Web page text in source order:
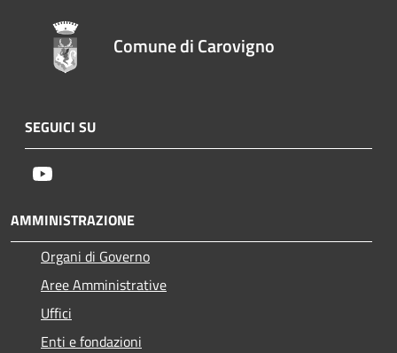
Comune di Carovigno
SEGUICI SU
AMMINISTRAZIONE
Organi di Governo
Aree Amministrative
Uffici
Enti e fondazioni